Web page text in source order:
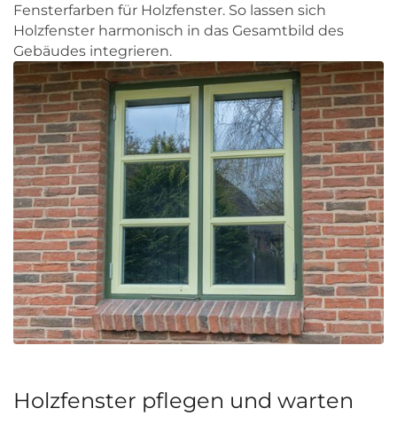
Fensterfarben für Holzfenster. So lassen sich
Holzfenster harmonisch in das Gesamtbild des
Gebäudes integrieren.
Holzfenster pflegen und warten